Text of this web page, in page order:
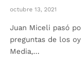
octubre 13, 2021
Juan Miceli pasó
preguntas de los
Media,…